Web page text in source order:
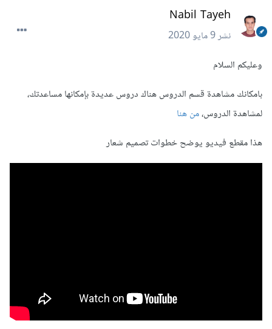
Nabil Tayeh
نشر9 مايو 2020
وعليكم السلام
بامكانك مشاهدة قسم الدروس هناك دروس عديدة بإمكانها مساعدتك،
لمشاهدة الدروس،من هنا
هذا مقطع فيديو يوضح خطوات تصميم شعار